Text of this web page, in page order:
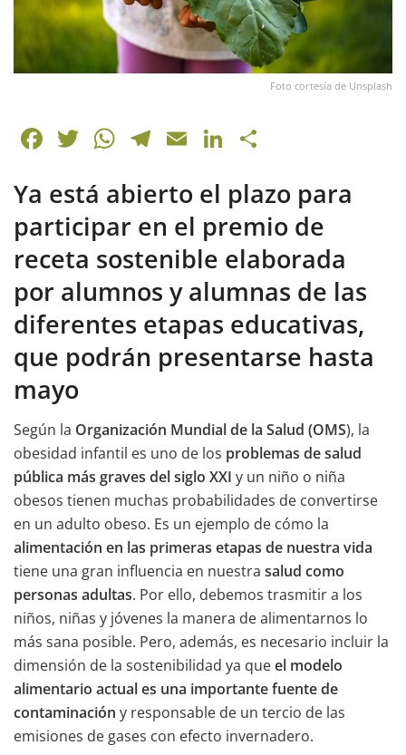
Foto cortesía de Unsplash
F
c
e
b
o
o
k
T
itt
er
W
at
s
A
p
p
T
e
gr
a
m
E
ai
l
Li
k
e
dI
n
m
p
ar
tir
Ya está abierto el plazo para
participar en el premio de
receta sostenible elaborada
por alumnos y alumnas de las
diferentes etapas educativas,
que podrán presentarse hasta
mayo
Según la Organización Mundial de la Salud (OMS), la
obesidad infantil es uno de los problemas de salud
pública más graves del siglo XXI y un niño o niña
obesos tienen muchas probabilidades de convertirse
en un adulto obeso. Es un ejemplo de cómo la
alimentación en las primeras etapas de nuestra vida
tiene una gran influencia en nuestra salud como
personas adultas. Por ello, debemos trasmitir a los
niños, niñas y jóvenes la manera de alimentarnos lo
más sana posible. Pero, además, es necesario incluir la
dimensión de la sostenibilidad ya queel modelo
alimentario actual es una importante fuente de
contaminación y responsable de un tercio de las
emisiones de gases con efecto invernadero.